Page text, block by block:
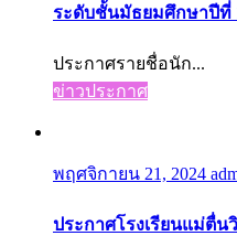
ระดับชั้นมัธยมศึกษาปีที่
ประกาศรายชื่อนัก...
ข่าวประกาศ
พฤศจิกายน 21, 2024
ประกาศโรงเรียนแม่ตื่น